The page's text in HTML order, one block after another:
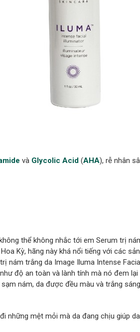
và Glycolic Acid(AHA), rễ nhân
thể không nhắc tới em Serum trị
Kỳ, hãng này khá nổi tiếng với các
nám trắng da Image Iluma Intense
độ an toàn và lành tính mà nó đem
nám, da được đều màu và trắng
những mệt mỏi mà da đang chịu giúp